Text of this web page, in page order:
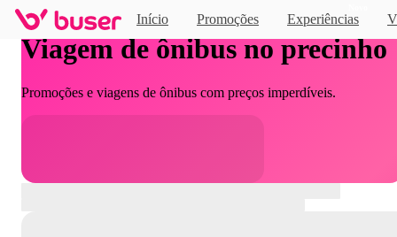
Início Promoções Experiências
Viagem de ônibus no precinho
Promoções e viagens de ônibus com preços imperdíveis.